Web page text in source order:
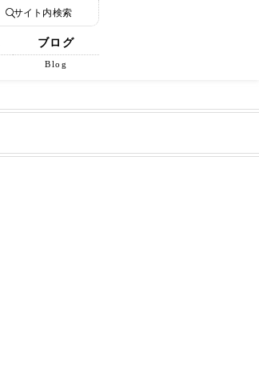
ブログ
Blog
サイト内検索